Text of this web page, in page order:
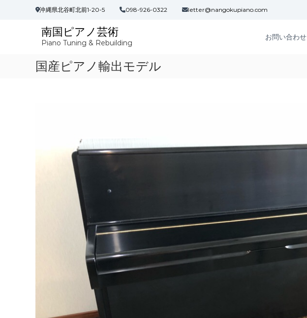
沖縄県北谷町北前1-20-5 098-926-0322 letter@nangokupiano.com
南国ピアノ芸術
Piano Tuning & Rebuilding
お問い合わせ
国産ピアノ輸出モデル